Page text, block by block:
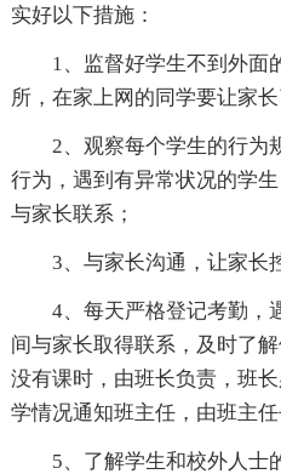
实好以下措施：
1、监督好学生不到外面
所，在家上网的同学要让家
2、观察每个学生的行为
行为，遇到有异常状况的学
与家长联系；
3、与家长沟通，让家长
4、每天严格登记考勤，
间与家长取得联系，及时了
没有课时，由班长负责，班
学情况通知班主任，由班主任
5、了解学生和校外人士